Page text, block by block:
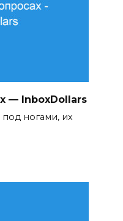
— InboxDollars
ногами, их